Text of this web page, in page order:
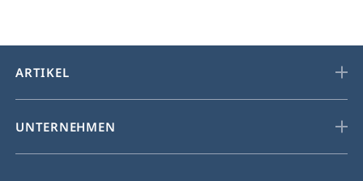
ARTIKEL
UNTERNEHMEN